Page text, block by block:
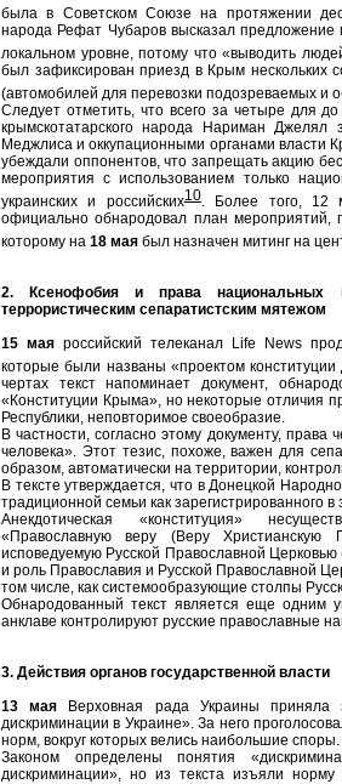
была в Советском Союзе на протяжении
народа Рефат Чубаров высказал предложение
локальном уровне, потому что «выводить
был зафиксирован приезд в Крым нескольких
(автомобилей для перевозки подозреваемых и
Следует отметить, что всего за четыре для
крымскотатарского народа Нариман Джелял
Меджлиса и оккупационными органами власти
убеждали оппонентов, что запрещать акцию
мероприятия с использованием только
украинских и российских10. Более того, 12
официально обнародовал план мероприятий,
которому на 18 мая был назначен митинг на
2. Ксенофобия и права национальных
террористическим сепаратистским мятежом
15 мая российский телеканал Life News
которые были названы «проектом
чертах текст напоминает документ,
«Конституции Крыма», но некоторые отличия
Республики, неповторимое своеобразие.
В частности, согласно этому документу,
человека». Этот тезис, похоже, важен для
образом, автоматически на территории,
В тексте утверждается, что в Донецкой
традиционной семьи как
Анекдотическая «конституция»
«Православную веру (Веру Христианскую
исповедуемую Русской Православной
и роль Православия и Русской Православной
том числе, как системообразующие столпы
Обнародованный текст является еще одним
анклаве контролируют русские православные
3. Действия органов государственной власти
13 мая Верховная рада Украины
дискриминации в Украине». За него
норм, вокруг которых велись наибольшие споры.
Законом определены понятия
дискриминации», но из текста изъяли